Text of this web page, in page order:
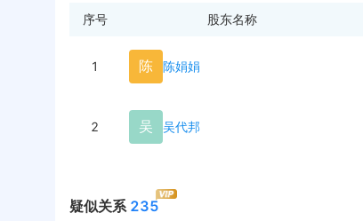
序号 股东名称
1 陈 陈娟娟
2 吴 吴代邦
疑似关系 235